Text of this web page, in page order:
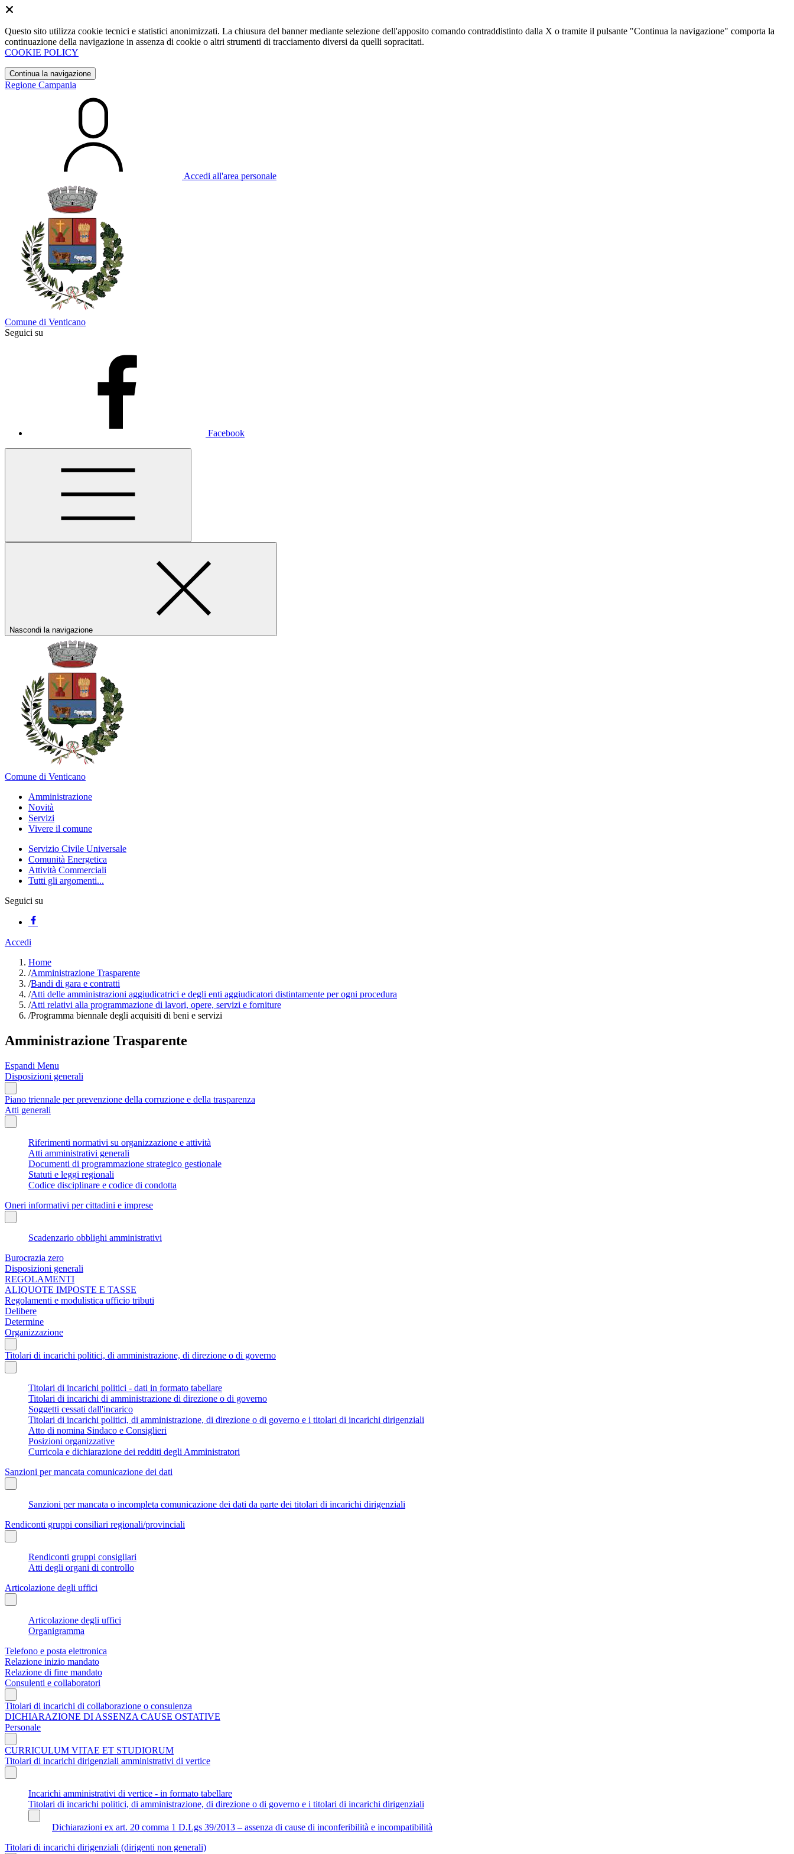
Questo sito utilizza cookie tecnici e statistici anonimizzati. La chiusura del banner mediante selezione dell'apposito comando contraddistinto dalla X o tramite il pulsante "Continua la navigazione" comporta la
continuazione della navigazione in assenza di cookie o altri strumenti di tracciamento diversi da quelli sopracitati.
COOKIE POLICY
Continua la navigazione
Regione Campania
Accedi all'area personale
Comune di Venticano
Seguici su
Facebook
Nascondi la navigazione
Comune di Venticano
Amministrazione
Novità
Servizi
Vivere il comune
Servizio Civile Universale
Comunità Energetica
Attività Commerciali
Tutti gli argomenti...
Seguici su
Accedi
Home
/Amministrazione Trasparente
/Bandi di gara e contratti
/Atti delle amministrazioni aggiudicatrici e degli enti aggiudicatori distintamente per ogni procedura
/Atti relativi alla programmazione di lavori, opere, servizi e forniture
/Programma biennale degli acquisiti di beni e servizi
Amministrazione Trasparente
Espandi Menu
Disposizioni generali
Piano triennale per prevenzione della corruzione e della trasparenza
Atti generali
Riferimenti normativi su organizzazione e attività
Atti amministrativi generali
Documenti di programmazione strategico gestionale
Statuti e leggi regionali
Codice disciplinare e codice di condotta
Oneri informativi per cittadini e imprese
Scadenzario obblighi amministrativi
Burocrazia zero
Disposizioni generali
REGOLAMENTI
ALIQUOTE IMPOSTE E TASSE
Regolamenti e modulistica ufficio tributi
Delibere
Determine
Organizzazione
Titolari di incarichi politici, di amministrazione, di direzione o di governo
Titolari di incarichi politici - dati in formato tabellare
Titolari di incarichi di amministrazione di direzione o di governo
Soggetti cessati dall'incarico
Titolari di incarichi politici, di amministrazione, di direzione o di governo e i titolari di incarichi dirigenziali
Atto di nomina Sindaco e Consiglieri
Posizioni organizzative
Curricola e dichiarazione dei redditi degli Amministratori
Sanzioni per mancata comunicazione dei dati
Sanzioni per mancata o incompleta comunicazione dei dati da parte dei titolari di incarichi dirigenziali
Rendiconti gruppi consiliari regionali/provinciali
Rendiconti gruppi consigliari
Atti degli organi di controllo
Articolazione degli uffici
Articolazione degli uffici
Organigramma
Telefono e posta elettronica
Relazione inizio mandato
Relazione di fine mandato
Consulenti e collaboratori
Titolari di incarichi di collaborazione o consulenza
DICHIARAZIONE DI ASSENZA CAUSE OSTATIVE
Personale
CURRICULUM VITAE ET STUDIORUM
Titolari di incarichi dirigenziali amministrativi di vertice
Incarichi amministrativi di vertice - in formato tabellare
Titolari di incarichi politici, di amministrazione, di direzione o di governo e i titolari di incarichi dirigenziali
Dichiarazioni ex art. 20 comma 1 D.Lgs 39/2013 – assenza di cause di inconferibilità e incompatibilità
Titolari di incarichi dirigenziali (dirigenti non generali)